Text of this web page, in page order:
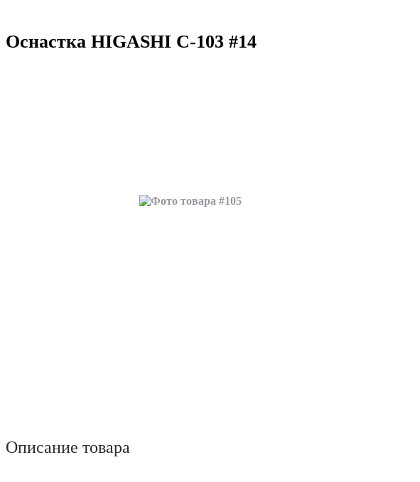
Оснастка HIGASHI C-103 #14
Описание товара